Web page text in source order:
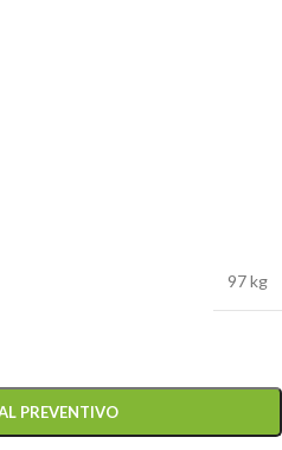
97 kg
PREVENTIVO